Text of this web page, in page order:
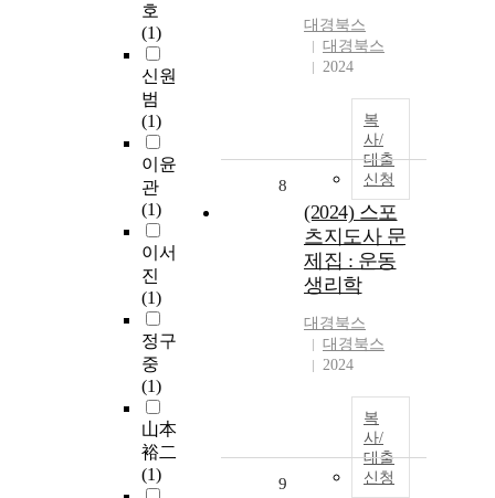
호
(1)
신원
범
(1)
이윤
관
(1)
이서
진
(1)
정구
중
(1)
山本
裕二
(1)
대경북스
대경북스
2024
복
사/
대출
신청
8
(2024) 스포
츠지도사 문
제집 : 운동
생리학
대경북스
대경북스
2024
복
사/
대출
신청
9